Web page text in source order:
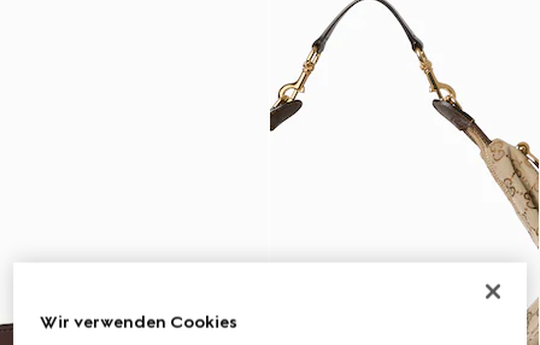
Wir verwenden Cookies